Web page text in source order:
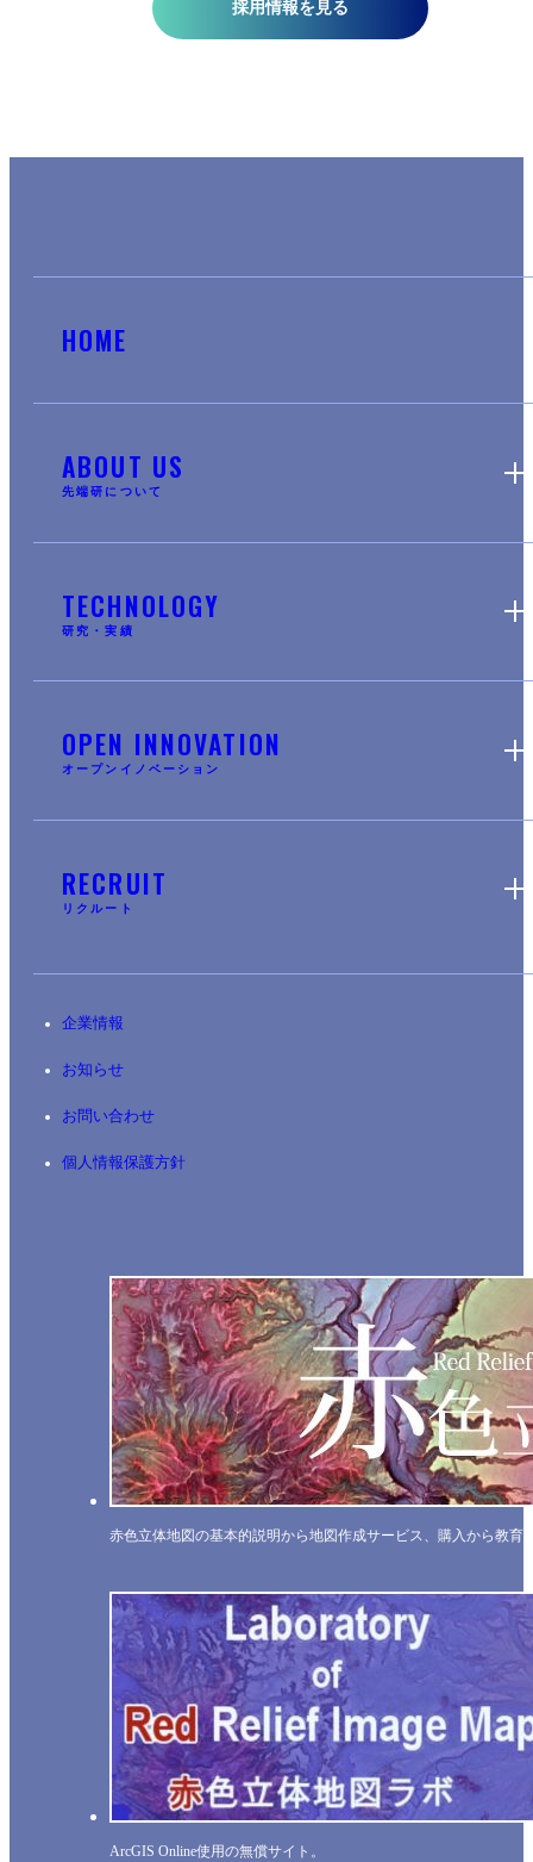
採用情報を見る
HOME
ABOUT US
先端研について
TECHNOLOGY
研究・実績
OPEN INNOVATION
オープンイノベーション
RECRUIT
リクルート
企業情報
お知らせ
お問い合わせ
個人情報保護方針
赤色立体地図の基本的説明から地図作成サービス、購入から教育
ArcGIS Online使用の無償サイト。